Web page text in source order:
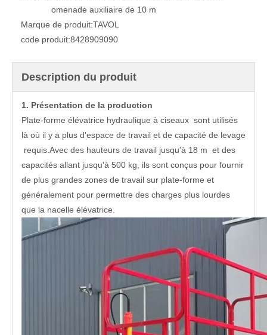
omenade auxiliaire de 10 m
Marque de produit:TAVOL
code produit:8428909090
Description du produit
1. Présentation de la production
Plate-forme élévatrice hydraulique à ciseaux sont utilisés
là où il y a plus d'espace de travail et de capacité de levage
requis.Avec des hauteurs de travail jusqu'à 18 m et des
capacités allant jusqu'à 500 kg, ils sont conçus pour fournir
de plus grandes zones de travail sur plate-forme et
généralement pour permettre des charges plus lourdes
que la nacelle élévatrice.